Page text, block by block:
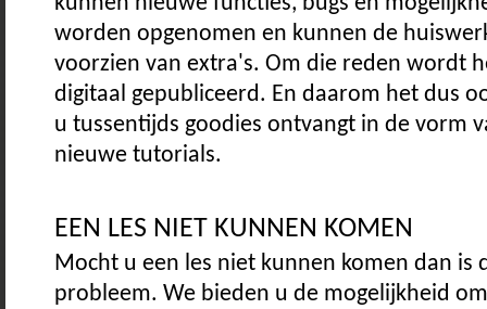
worden opgenomen en kunnen de
voorzien van extra's. Om die reden wordt
digitaal gepubliceerd. En daarom het dus
u tussentijds goodies ontvangt in de vorm
nieuwe tutorials.
EEN LES NIET KUNNEN KOMEN
Mocht u een les niet kunnen komen dan is
probleem. We bieden u de mogelijkheid